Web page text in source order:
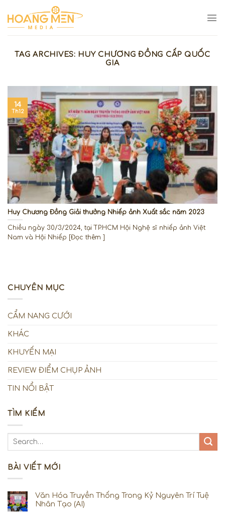
content
TAG ARCHIVES: HUY CHƯƠNG ĐỒNG CẤP QUỐC
GIA
Huy Chương Đồng Giải thưởng Nhiếp ảnh Xuất sắc năm 2023
Chiều ngày 30/3/2024, tại TP.HCM Hội Nghệ sĩ nhiếp ảnh Việt
Nam và Hội Nhiếp [Đọc thêm ]
14
Th12
CHUYÊN MỤC
CẨM NANG CƯỚI
KHÁC
KHUYẾN MẠI
REVIEW ĐIỂM CHỤP ẢNH
TIN NỔI BẬT
TÌM KIẾM
BÀI VIẾT MỚI
Văn Hóa Truyền Thống Trong Kỷ Nguyên Trí Tuệ
Nhân Tạo (AI)